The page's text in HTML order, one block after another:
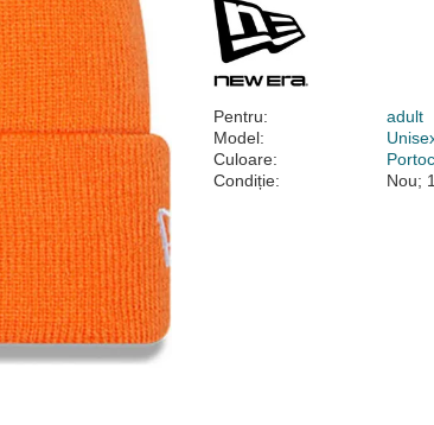
Pentru:
adult
Model:
Culoare:
Condiție:
Nou;